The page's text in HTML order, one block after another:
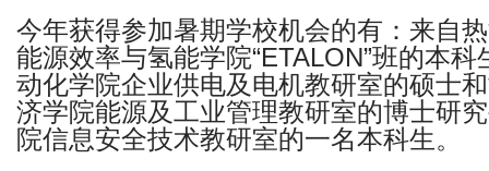
今年获得参加暑期学校机会的有：来自
能源效率与氢能学院“ETALON”班的本
动化学院企业供电及电机教研室的硕士
济学院能源及工业管理教研室的博士研
院信息安全技术教研室的一名本科生。